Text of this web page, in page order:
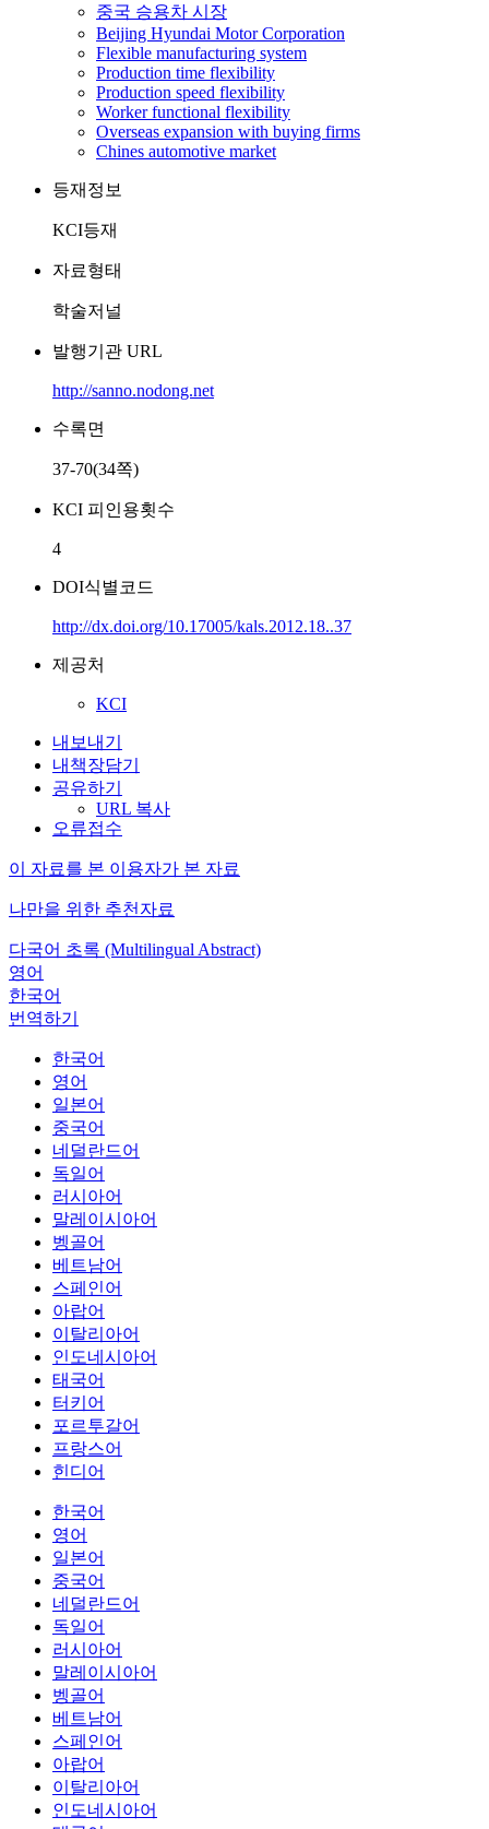
중국 승용차 시장
Beijing Hyundai Motor Corporation
Flexible manufacturing system
Production time flexibility
Production speed flexibility
Worker functional flexibility
Overseas expansion with buying firms
Chines automotive market
등재정보
KCI등재
자료형태
학술저널
발행기관 URL
http://sanno.nodong.net
수록면
37-70(34쪽)
KCI 피인용횟수
4
DOI식별코드
http://dx.doi.org/10.17005/kals.2012.18..37
제공처
KCI
내보내기
내책장담기
공유하기
URL 복사
오류접수
이 자료를 본 이용자가 본 자료
나만을 위한 추천자료
다국어 초록 (Multilingual Abstract)
영어
한국어
번역하기
한국어
영어
일본어
중국어
네덜란드어
독일어
러시아어
말레이시아어
벵골어
베트남어
스페인어
아랍어
이탈리아어
인도네시아어
태국어
터키어
포르투갈어
프랑스어
힌디어
한국어
영어
일본어
중국어
네덜란드어
독일어
러시아어
말레이시아어
벵골어
베트남어
스페인어
아랍어
이탈리아어
인도네시아어